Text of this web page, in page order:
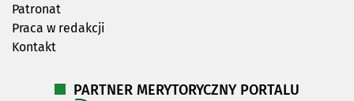
Patronat
Praca w redakcji
Kontakt
PARTNER MERYTORYCZNY PORTALU